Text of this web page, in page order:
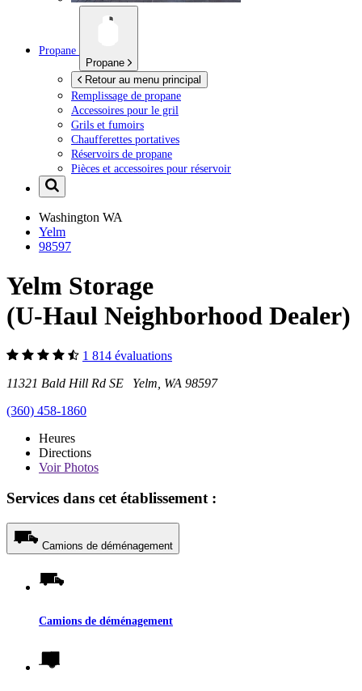
Propane
Propane
Retour au menu principal
Remplissage de propane
Accessoires pour le gril
Grils et fumoirs
Chaufferettes portatives
Réservoirs de propane
Pièces et accessoires pour réservoir
Washington WA
Yelm
98597
Yelm Storage
(U-Haul Neighborhood Dealer)
1 814 évaluations
11321 Bald Hill Rd SE Yelm, WA 98597
(360) 458-1860
Heures
Directions
VoirPhotos
Services dans cet établissement :
Camions de déménagement
Camions de déménagement